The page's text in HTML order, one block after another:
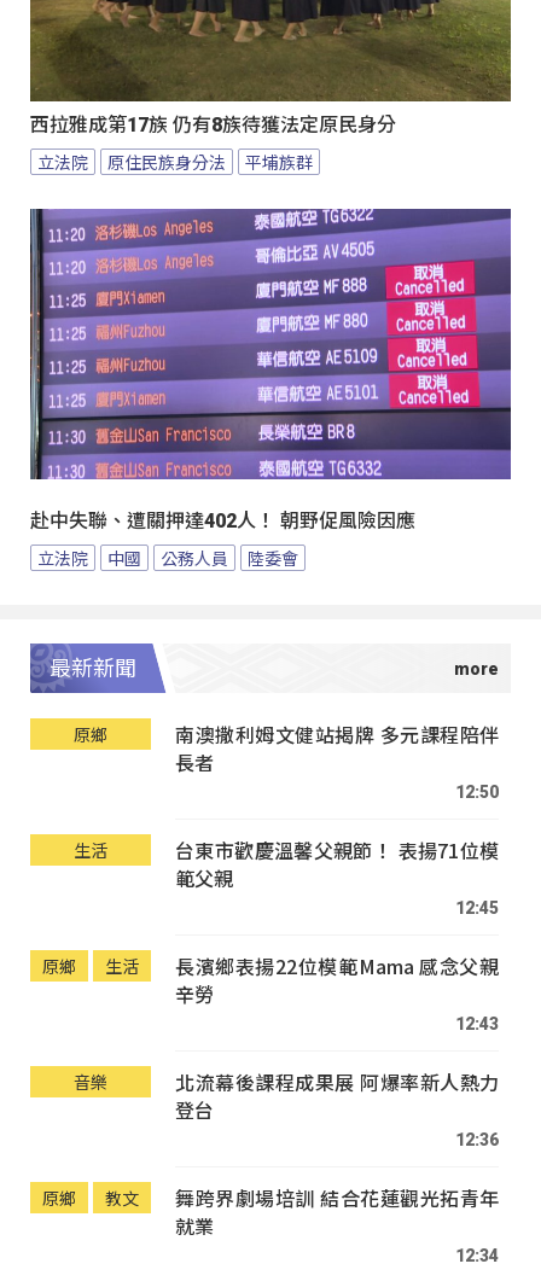
西拉雅成第17族 仍有8族待獲法定原民身分
立法院 原住民族身分法 平埔族群
赴中失聯、遭關押達402人！ 朝野促風險因應
立法院 中國 公務人員 陸委會
最新新聞
原鄉
南澳撒利姆文健站揭牌 多元課程陪伴
長者
12:50
生活
台東市歡慶溫馨父親節！ 表揚71位模
範父親
12:45
原鄉 生活
長濱鄉表揚22位模範Mama 感念父親
辛勞
12:43
音樂
北流幕後課程成果展 阿爆率新人熱力
登台
12:36
原鄉 教文
舞跨界劇場培訓 結合花蓮觀光拓青年
就業
12:34